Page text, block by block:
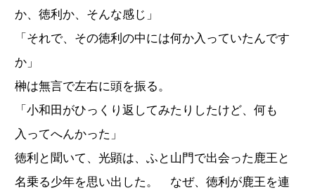
か、徳利か、そんな感じ」
「それで、その徳利の中には何か入っていたんです
か」
榊は無言で左右に頭を振る。
「小和田がひっくり返してみたりしたけど、何も
入ってへんかった」
徳利と聞いて、光顕は、ふと山門で出会った鹿王と
名乗る少年を思い出した。 なぜ、徳利が鹿王を連